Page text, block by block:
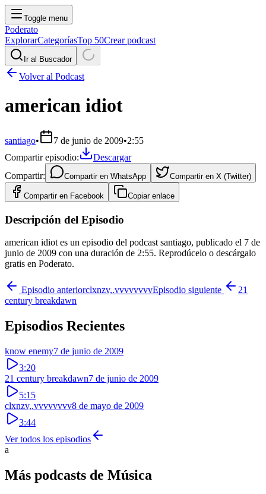
Toggle menu
Poderato
ExplorarCategoríasTop 50Crear podcast
Ir al Buscador
Volver al Podcast
american idiot
santiago• 7 de junio de 2009•2:55
Compartir episodio:
Descargar
Compartir:
Compartir en WhatsApp Compartir en X (Twitter)
Compartir en Facebook Copiar enlace
Descripción del Episodio
american idiot es un episodio del podcast santiago, publicado el 7 de
junio de 2009 con una duración de 2:55. Reprodúcelo o descárgalo
gratis en Poderato.
Episodio anteriorclxnzv,.vvvvvvvvEpisodio siguiente
21
century breakdawn
Episodios Recientes
know enemy7 de junio de 2009
3:20
21 century breakdawn7 de junio de 2009
5:15
clxnzv,.vvvvvvvv8 de mayo de 2009
3:44
Ver todos los episodios
a
Más podcasts de Música